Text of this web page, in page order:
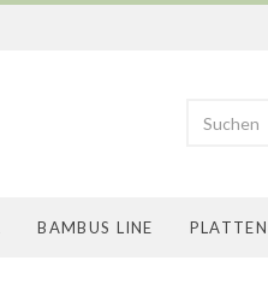
BAMBUS LINE PLATTEN